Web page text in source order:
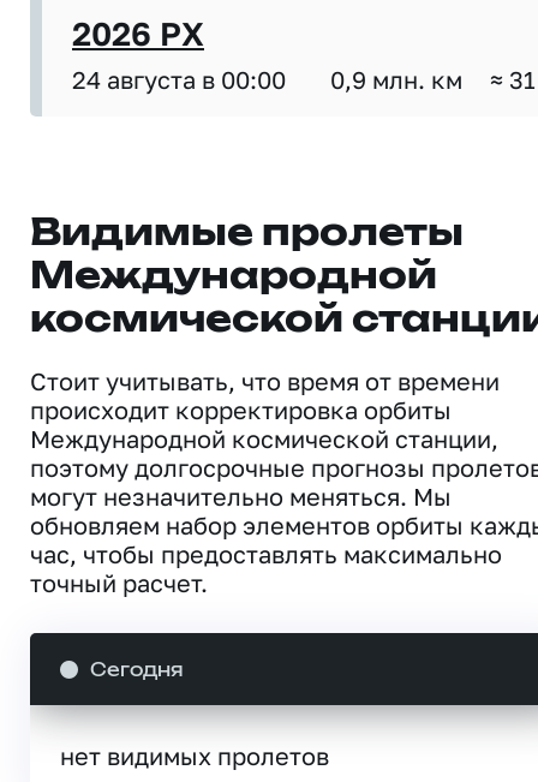
2026 PX
24 августа в 00:00 0,9 млн. км ≈
Видимые пролеты
Международной
космической
Стоит учитывать, что время от времени
происходит корректировка орбиты
Международной космической станции,
поэтому долгосрочные прогнозы
могут незначительно меняться. Мы
обновляем набор элементов орбиты
час, чтобы предоставлять максимально
точный расчет.
Сегодня
нет видимых пролетов